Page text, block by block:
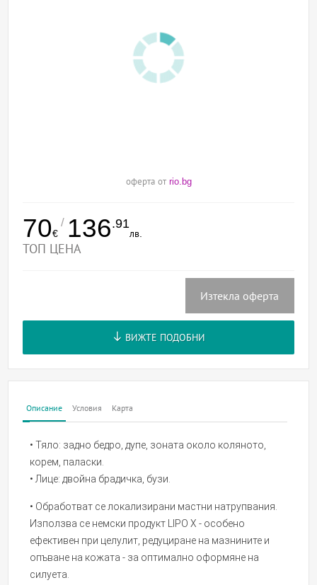
оферта от rio.bg
70€
/ 136.91
лв.
ТОП ЦЕНА
Изтекла оферта
ВИЖТЕ ПОДОБНИ
Описание Условия Карта
• Тяло: задно бедро, дупе, зоната около коляното,
корем, паласки.
• Лице: двойна брадичка, бузи.
• Обработват се локализирани мастни натрупвания.
Използва се немски продукт LIPO X - особено
ефективен при целулит, редуциране на мазнините и
опъване на кожата - за оптимално оформяне на
силуета.